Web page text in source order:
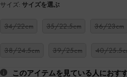
サイズ: サイズを選ぶ
34/22cm 35/22.5cm 36/23cm
38/24.5cm 39/25cm 40/
このアイテムを見ている人におす